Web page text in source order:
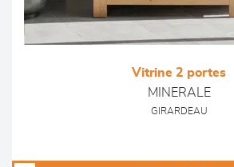
Vitrine 2 portes
MINERALE
GIRARDEAU